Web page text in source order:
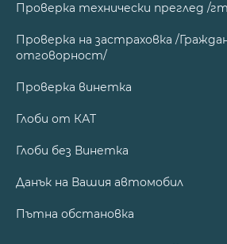
Проверка технически преглед /
Проверка на застраховка /
отговорност/
Проверка винетка
Глоби от КАТ
Глоби без Винетка
Данък на Вашия автомобил
Пътна обстановка